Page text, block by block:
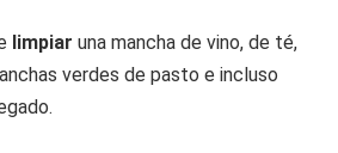
limpiar una mancha de vino, de té,
verdes de pasto e incluso